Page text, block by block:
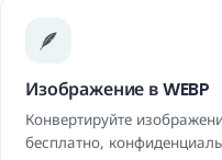
🪶
Изображение в WEBP
Конвертируйте
бесплатно,